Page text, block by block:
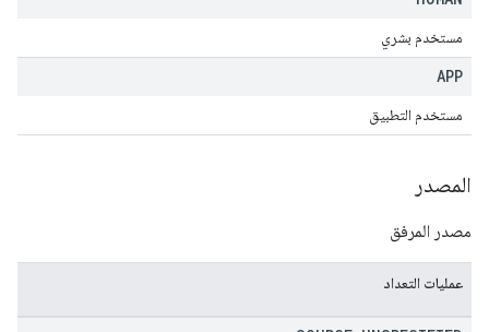
مستخدم بشري
APP
مستخدم التطبيق
المصدر
مصدر المرفق
عمليات التعداد